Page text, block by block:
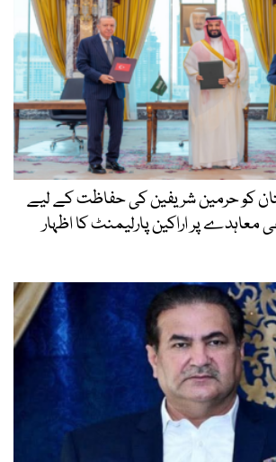
کو حرمین شریفین کی حفاظت کے لیے
معاہدے پر اراکین پارلیمنٹ کا اظہار